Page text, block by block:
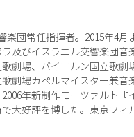
楽団常任指揮者。2015年4
及びイスラエル交響楽団
劇場、バイエルン国立歌
劇場カペルマイスター兼
年新制作モーツァルト
大好評を博した。東京フ